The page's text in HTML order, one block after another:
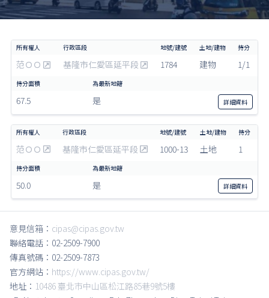
范ＯＯ 基隆市仁愛區延平段 1784 建物 1/1
67.5 是 詳細資料
范ＯＯ 基隆市仁愛區延平段 1000-13 土地 1
50.0 是 詳細資料
意見信箱： cipas@cipas.gov.tw
聯絡電話：02-2509-7900
傳真號碼：02-2509-7873
官方網站： https://www.cipas.gov.tw/
地址： 10486 臺北市中山區松江路85巷9號5樓